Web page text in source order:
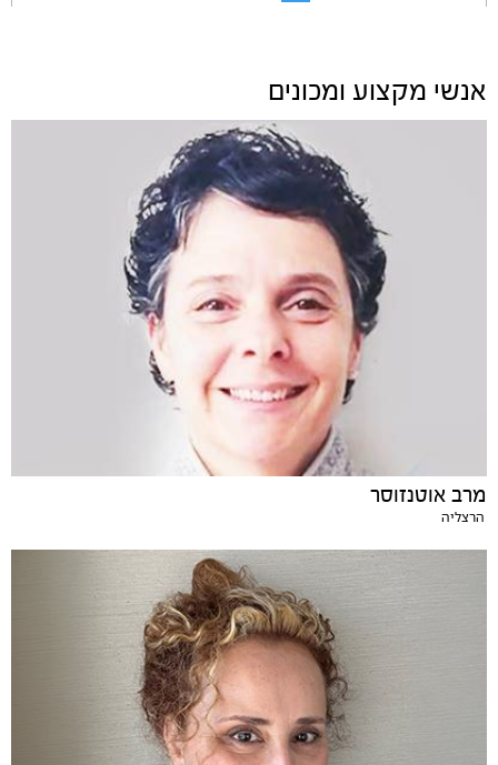
אנשי מקצוע ומכונים
מרב אוטנזוסר
הרצליה